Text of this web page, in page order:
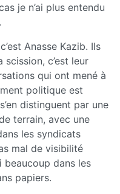
je n’ai plus entendu
c’est Anasse Kazib. Ils
c’est leur
qui ont mené à
politique est
distinguent par une
terrain, avec une
les syndicats
mal de visibilité
beaucoup dans les
papiers.